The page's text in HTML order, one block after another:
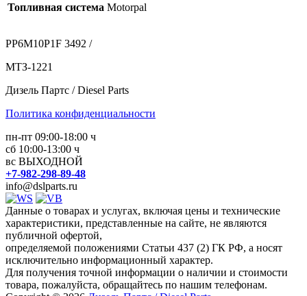
Топливная система Motorpal
PP6M10P1F 3492 /
МТЗ-1221
Дизель Партс / Diesel Parts
Политика конфиденциальности
пн-пт 09:00-18:00 ч
сб 10:00-13:00 ч
вс ВЫХОДНОЙ
+7-982-298-89-48
info@dslparts.ru
Данные о товарах и услугах, включая цены и технические
характеристики, представленные на сайте, не являются
публичной офертой,
определяемой положениями Статьи 437 (2) ГК РФ, а носят
исключительно информационный характер.
Для получения точной информации о наличии и стоимости
товара, пожалуйста, обращайтесь по нашим телефонам.